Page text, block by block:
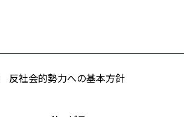
反社会的勢力への基本方針